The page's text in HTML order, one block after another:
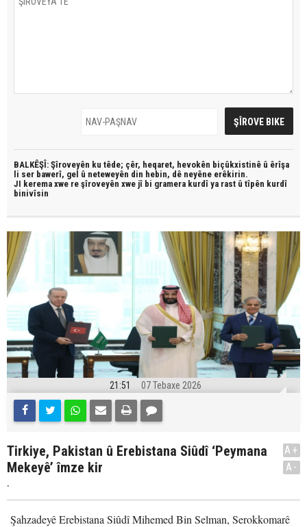
BALKÊŞÎ: Şîroveyên ku têde; çêr, heqaret, hevokên biçûkxistinê û êrîşa
li ser bawerî, gel û neteweyên din hebin, dê neyêne erêkirin.
JI kerema xwe re şîroveyên xwe jî bi gramera kurdî ya rast û tîpên kurdî
binivîsin
21:51 07 Tebaxe 2026
Tirkiye, Pakistan û Erebistana Siûdî ‘Peymana
Mekeyê’ îmze kir
.
A+
A-
Şahzadeyê Erebistana Siûdî Mihemed Bin Selman, Serokkomarê